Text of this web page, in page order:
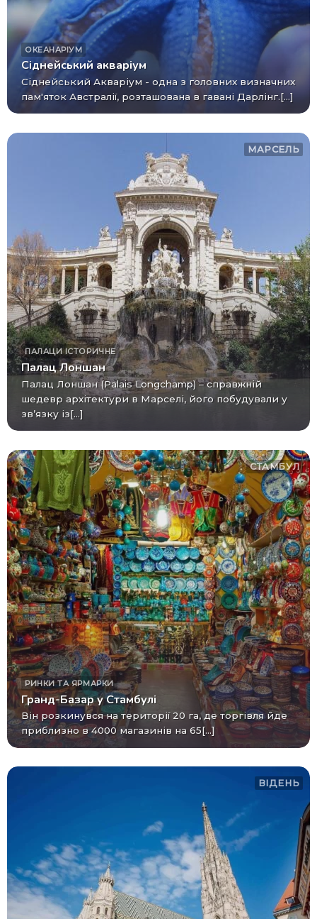
ОКЕАНАРІУМ
Сіднейський акваріум
Сіднейський Акваріум - одна з головних визначних
пам'яток Австралії, розташована в гавані Дарлінг.[...]
МАРСЕЛЬ
ПАЛАЦИ ІСТОРИЧНЕ
Палац Лоншан
Палац Лоншан (Palais Longchamp) – справжній
шедевр архітектури в Марселі, його побудували у
зв’язку із[...]
СТАМБУЛ
РИНКИ ТА ЯРМАРКИ
Гранд-Базар у Стамбулі
Він розкинувся на території 20 га, де торгівля йде
приблизно в 4000 магазинів на 65[...]
ВІДЕНЬ